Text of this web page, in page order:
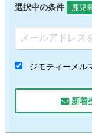
選択中の条件 鹿児
ジモティーメル
新着